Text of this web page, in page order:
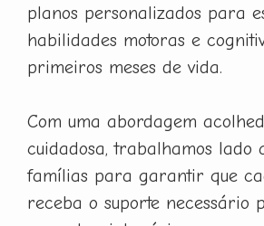
planos personalizados para
habilidades motoras e
primeiros meses de vida.
Com uma abordagem
cuidadosa, trabalhamos lado
famílias para garantir que
receba o suporte necessário